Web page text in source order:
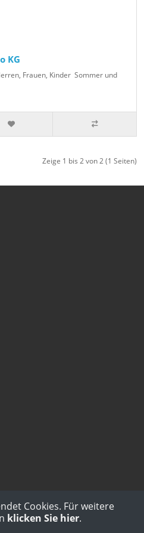
KG
Frauen, Kinder Sommer und
Zeige 1 bis 2 von 2 (1 Seiten)
Cookies. Für weitere
klicken Sie hier.